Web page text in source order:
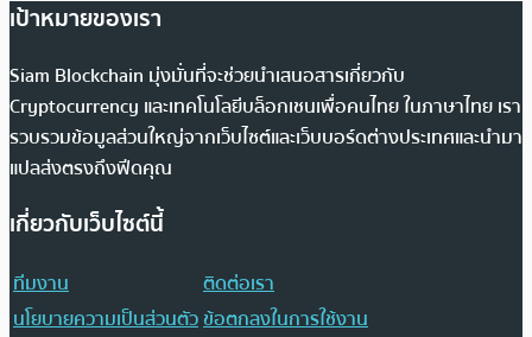
เป้าหมายของเรา
Siam Blockchain มุ่งมั่นที่จะช่วยนำเสนอสารเกี่ยวกับ
Cryptocurrency และเทคโนโลยีบล็อกเชนเพื่อคนไทย ในภาษาไทย เรา
รวบรวมข้อมูลส่วนใหญ่จากเว็บไซต์และเว็บบอร์ดต่างประเทศและนำมา
แปลส่งตรงถึงฟีดคุณ
เกี่ยวกับเว็บไซต์นี้
ทีมงาน
ติดต่อเรา
นโยบายความเป็นส่วนตัวข้อตกลงในการใช้งาน